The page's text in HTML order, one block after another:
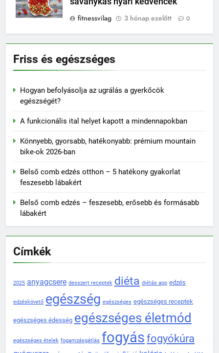
fitnessvilag
3 hónap ezelőtt 0
Friss és egészséges
Hogyan befolyásolja az ugrálás a gyerkőcök
egészségét?
A funkcionális ital helyet kapott a mindennapokban
Könnyebb, gyorsabb, hatékonyabb: prémium mountain
bike-ok 2026-ban
Belső comb edzés otthon – 5 hatékony gyakorlat
feszesebb lábakért
Belső comb edzés – feszesebb, erősebb és formásabb
lábakért
Címkék
2025 anyagcsere desszert receptek diéta diétás app edzés
edzéskövető egészség egészséges egészséges receptek
egészséges édesség egészséges életmód
egészséges ételek fogamzásgátlás fogyás fogyókúra